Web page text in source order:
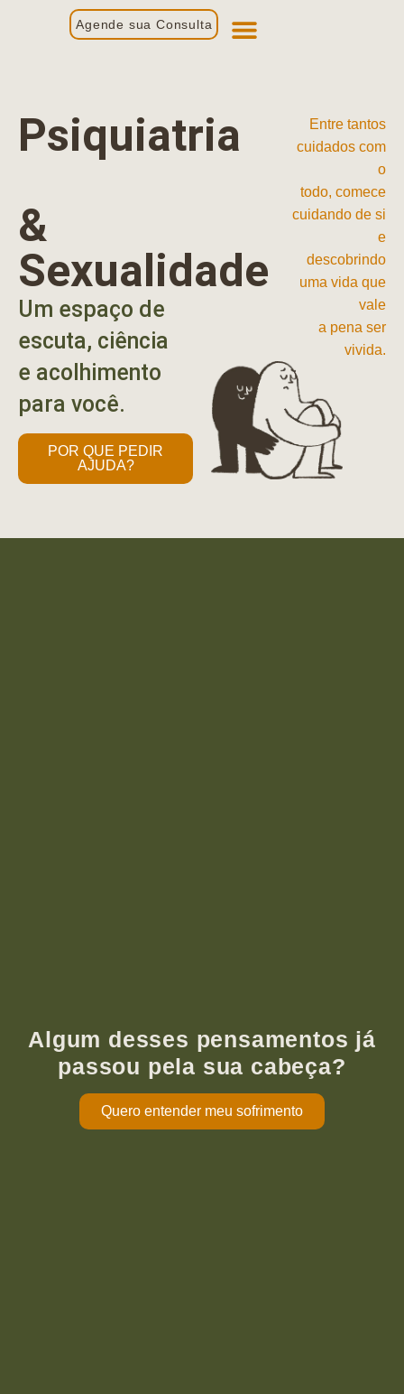
Agende sua Consulta
Psiquiatria
&
Sexualidade
Um espaço de
escuta, ciência
e acolhimento
para você.
POR QUE PEDIR
AJUDA?
Entre tantos
cuidados com
o
todo, comece
cuidando de si
e
descobrindo
uma vida que
vale
a pena ser
vivida.
Algum desses pensamentos já
passou pela sua cabeça?
Quero entender meu sofrimento